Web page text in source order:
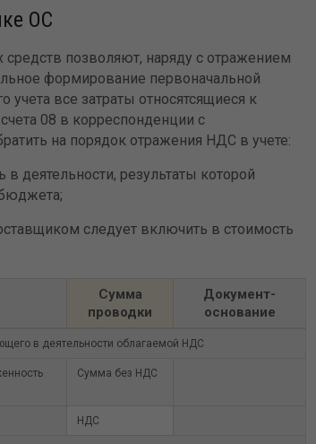
ОС
позволяют, наряду с отражением
формирование первоначальной
учета все затраты относятсящиеся к
08 в корреспонденции с
на порядок отражения НДС в учете:
деятельности, результаты которой
следует включить в стоимость
Сумма
проводки
Документ-
основание
в деятельности облагаемой НДС
Сумма без НДС
НДС